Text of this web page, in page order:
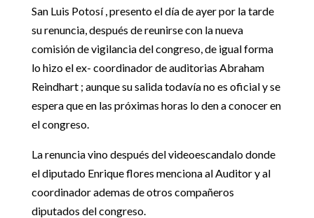
San Luis Potosí , presento el día de ayer por la tarde
su renuncia, después de reunirse con la nueva
comisión de vigilancia del congreso, de igual forma
lo hizo el ex- coordinador de auditorias Abraham
Reindhart ; aunque su salida todavía no es oficial y se
espera que en las próximas horas lo den a conocer en
el congreso.
La renuncia vino después del videoescandalo donde
el diputado Enrique flores menciona al Auditor y al
coordinador ademas de otros compañeros
diputados del congreso.